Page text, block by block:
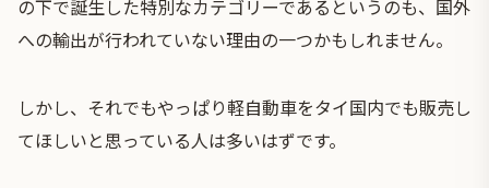
の下で誕生した特別なカテゴリーであるというのも、国外
への輸出が行われていない理由の一つかもしれません。
しかし、それでもやっぱり軽自動車をタイ国内でも販売し
てほしいと思っている人は多いはずです。